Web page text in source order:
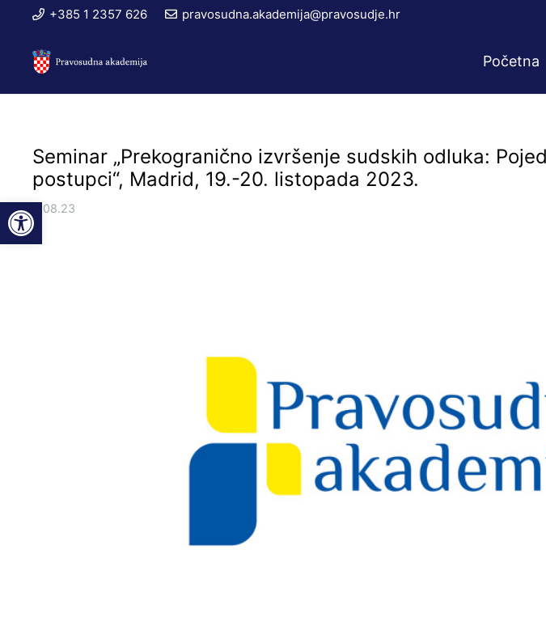
Open toolbar
+385 1 2357 626 pravosudna.akademija@pravosudje.hr
Početna
Seminar „Prekogranično izvršenje sudskih odluka:
postupci“, Madrid, 19.-20. listopada 2023.
2.08.23